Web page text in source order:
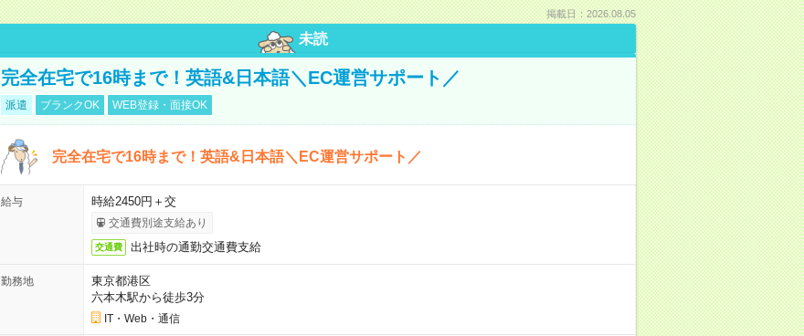
掲載日：2026.08.05
未読
完全在宅で16時まで！英語&日本語＼EC運営サポート／
派遣 ブランクOK WEB登録・面接OK
完全在宅で16時まで！英語&日本語＼EC運営サポート／
給与 時給2450円＋交
交通費別途支給あり
交通費 出社時の通勤交通費支給
勤務地
東京都港区
六本木駅から徒歩3分
IT・Web・通信